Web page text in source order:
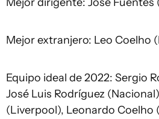
Mejor extranjero: Leo Coelho
Equipo ideal de 2022: Sergio
José Luis Rodríguez
(Liverpool), Leonardo Coelho